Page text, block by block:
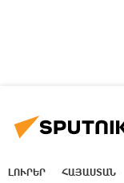
ԼՈՒՐԵՐ ՀԱՅԱՍՏԱՆ